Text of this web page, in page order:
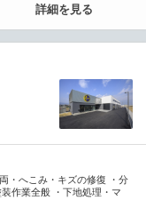
詳細を見る
・へこみ・キズの修復 ・分
作業全般 ・下地処理・マ